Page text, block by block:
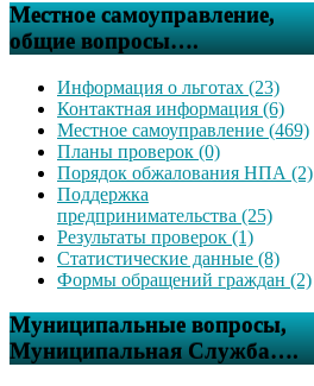
Местное самоуправление,
общие вопросы….
Информация о льготах (23)
Контактная информация (6)
Местное самоуправление (469)
Планы проверок (0)
Порядок обжалования НПА (2)
Поддержка
предпринимательства (25)
Результаты проверок (1)
Статистические данные (8)
Формы обращений граждан (2)
Муниципальные вопросы,
Муниципальная Служба….